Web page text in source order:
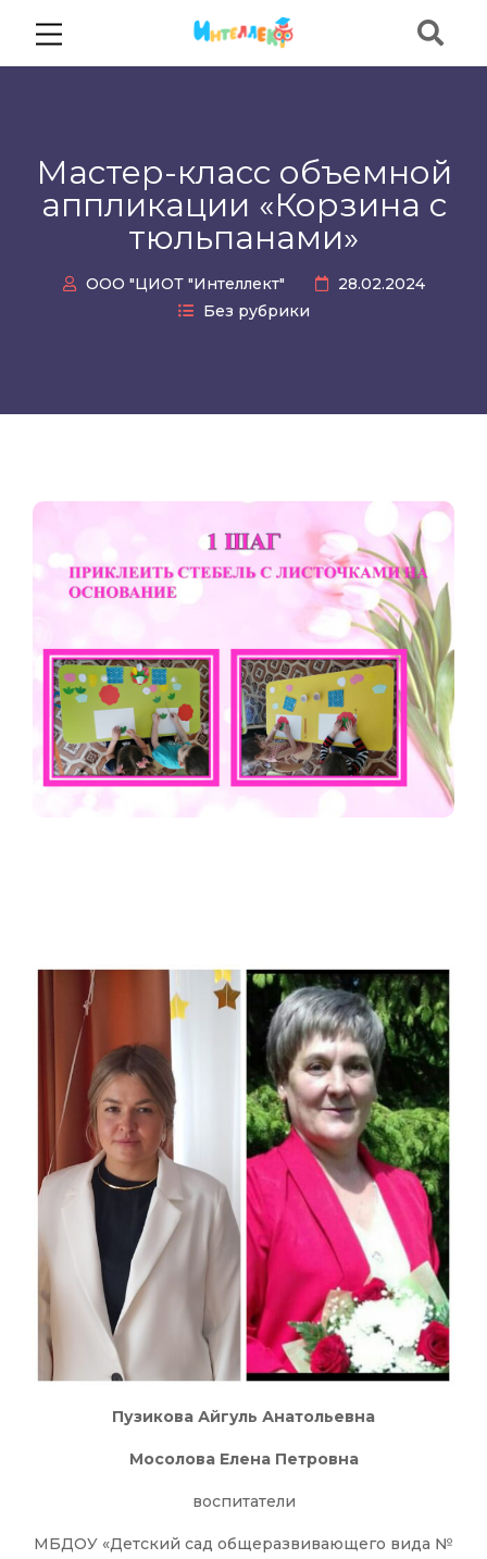
Мастер-класс объемной
аппликации «Корзина с
тюльпанами»
ООО "ЦИОТ "Интеллект"
28.02.2024
Без рубрики
Пузикова Айгуль Анатольевна
Мосолова Елена Петровна
воспитатели
МБДОУ «Детский сад общеразвивающего вида №